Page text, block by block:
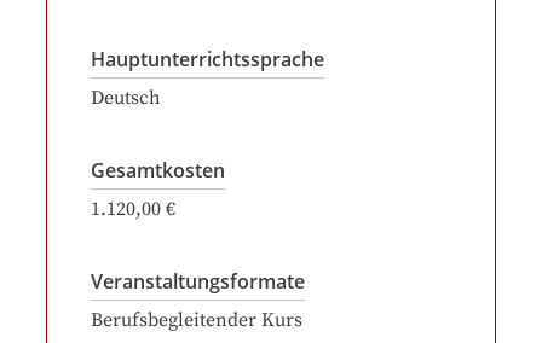
Hauptunterrichtssprache
Deutsch
Gesamtkosten
1.120,00 €
Veranstaltungsformate
Berufsbegleitender Kurs